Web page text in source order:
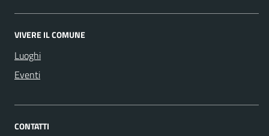
VIVERE IL COMUNE
Luoghi
Eventi
CONTATTI